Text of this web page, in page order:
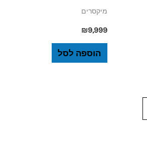
מיקסרים
₪9,999
הוספה לסל